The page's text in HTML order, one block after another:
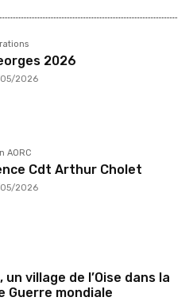
2026
2026
AORC
Cdt Arthur Cholet
2026
un village de l’Oise dans la
Guerre mondiale